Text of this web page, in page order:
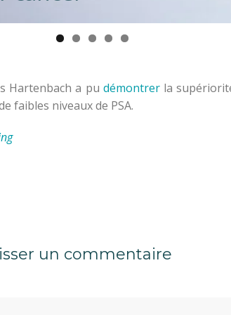
Hartenbach a pu démontrerla
faibles niveaux de PSA.
un commentaire